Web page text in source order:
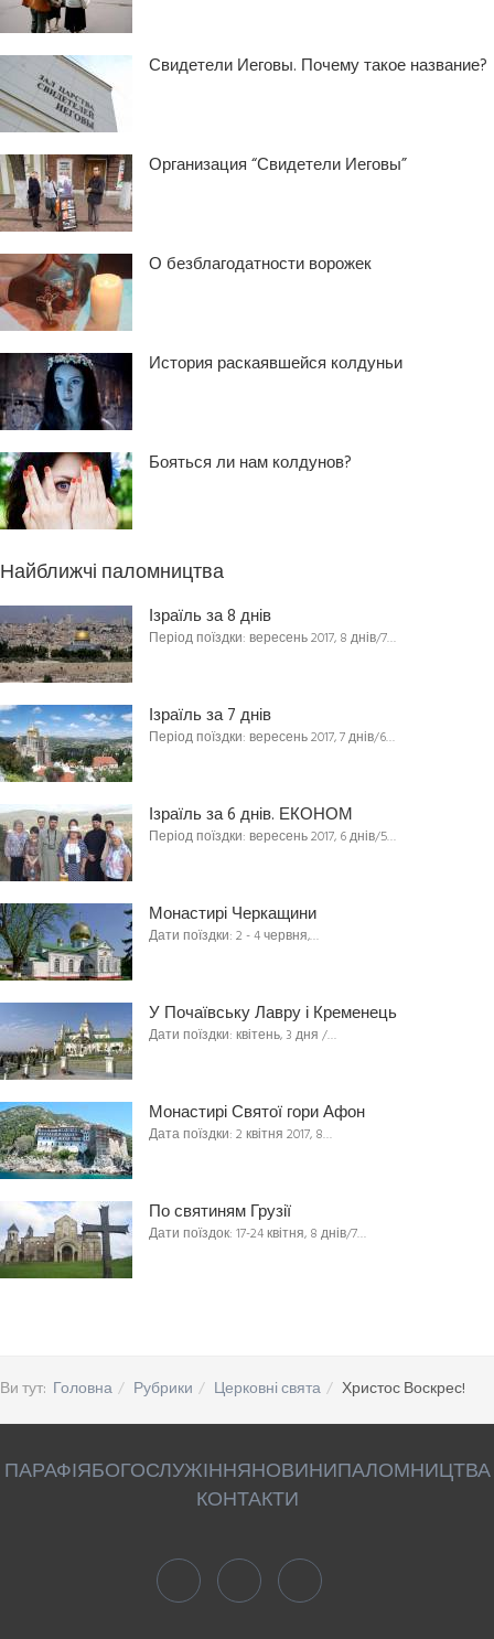
Свидетели Иеговы. Почему такое название?
Организация “Свидетели Иеговы”
О безблагодатности ворожек
История раскаявшейся колдуньи
Бояться ли нам колдунов?
Найближчі паломництва
Ізраїль за 8 днів
Період поїздки: вересень 2017, 8 днів/7…
Ізраїль за 7 днів
Період поїздки: вересень 2017, 7 днів/6…
Ізраїль за 6 днів. ЕКОНОМ
Період поїздки: вересень 2017, 6 днів/5…
Монастирі Черкащини
Дати поїздки: 2 - 4 червня,…
У Почаївську Лавру і Кременець
Дати поїздки: квітень, 3 дня /…
Монастирі Святої гори Афон
Дата поїздки: 2 квітня 2017, 8…
По святиням Грузії
Дати поїздок: 17-24 квітня, 8 днів/7…
Ви тут: Головна Рубрики Церковні свята Христос Воскрес!
ПАРАФІЯБОГОСЛУЖІННЯНОВИНИПАЛОМНИЦТВА
КОНТАКТИ